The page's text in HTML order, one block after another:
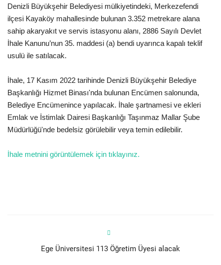
SAĞLIK
EĞİTİM
Resmiilan
Gaziantep..
Denizli Büyükşehir Belediyesi mülkiyetindeki, Merkezefendi
ilçesi Kayaköy mahallesinde bulunan 3.352 metrekare alana
sahip akaryakıt ve servis istasyonu alanı, 2886 Sayılı Devlet
İhale Kanunu’nun 35. maddesi (a) bendi uyarınca kapalı teklif
usulü ile satılacak.
İhale, 17 Kasım 2022 tarihinde Denizli Büyükşehir Belediye
Başkanlığı Hizmet Binası'nda bulunan Encümen salonunda,
Belediye Encümenince yapılacak. İhale şartnamesi ve ekleri
Emlak ve İstimlak Dairesi Başkanlığı Taşınmaz Mallar Şube
Müdürlüğü'nde bedelsiz görülebilir veya temin edilebilir.
İhale metnini görüntülemek için tıklayınız.
Ege Üniversitesi 113 Öğretim Üyesi alacak